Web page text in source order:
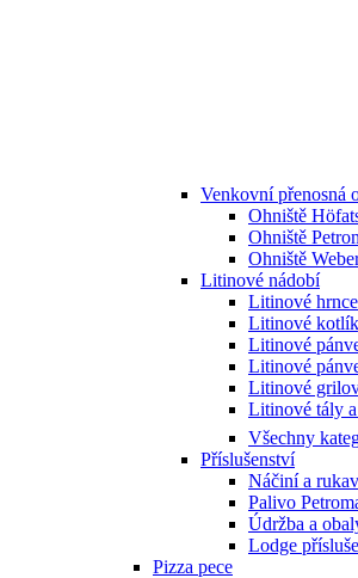
Venkovní přenosná
Ohniště
Ohniště
Ohniště
Litinové nádobí
Litinové
Litinové
Litinové
Litinové
Litinové
Litinové tály
Všechny
Příslušenství
Náčiní a
Palivo
Údržba a
Lodge
Pizza pece